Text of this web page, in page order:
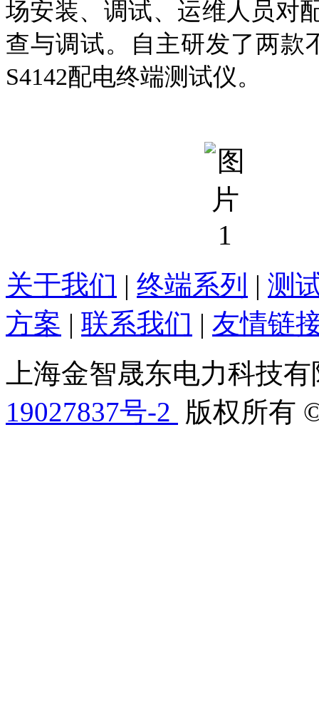
场安装、调试、运维人员对
查与调试。自主研发了两款
S4142配电终端测试仪。
关于我们 | 终端系列 | 测
方案 | 联系我们 | 友情链
上海金智晟东电力科技
19027837号-2 版权所有